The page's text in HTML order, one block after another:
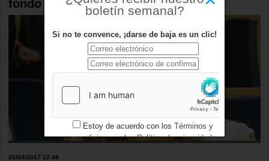
fondo
26/04/2017 12:48
boletín semanal?
Si no te convence, ¡darse de baja es un clic!
Estoy de acuerdo con los Términos y
condicionesy losPolítica de privacidad